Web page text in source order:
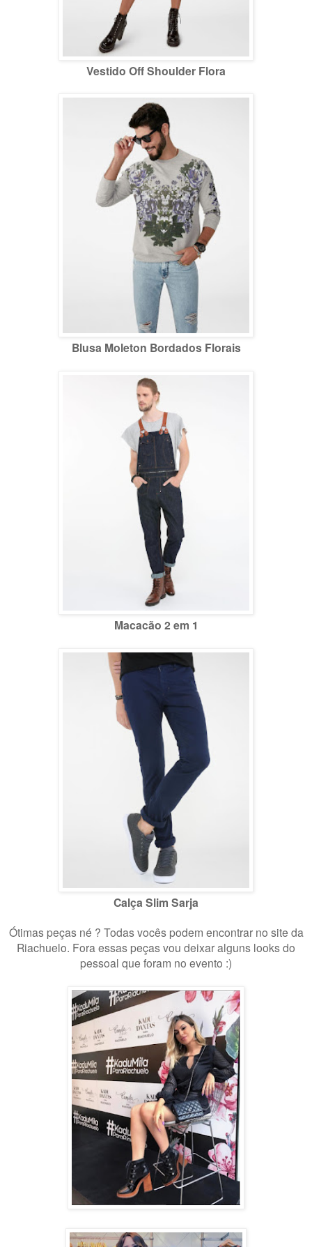
Vestido Off Shoulder Flora
Blusa Moleton Bordados Florais
Macacão 2 em 1
Calça Slim Sarja
Ótimas peças né ? Todas vocês podem encontrar no site da
Riachuelo. Fora essas peças vou deixar alguns looks do
pessoal que foram no evento :)